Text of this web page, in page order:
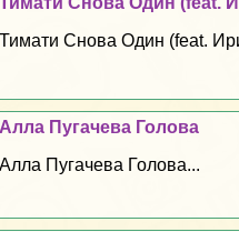
Тимати Снова Один (feat.
Алла Пугачева Голова
Алла Пугачева Голова...